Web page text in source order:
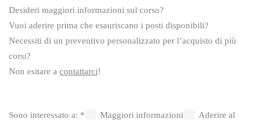
Desideri maggiori informazioni sul corso?
Vuoi aderire prima che esauriscano i posti disponibili?
Necessiti di un preventivo personalizzato per l’acquisto di più
corsi?
Non esitare a contattarci!
Sono interessato a: * Maggiori informazioni
Aderire al